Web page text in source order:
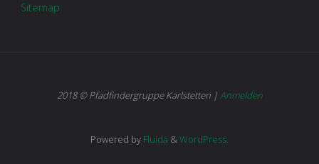
Sitemap
2018 © Pfadfindergruppe Karlstetten | Anmelden
Powered by Fluida &WordPress.